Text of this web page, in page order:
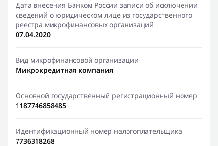
Дата внесения Банком России записи об исключении
сведений о юридическом лице из государственного
реестра микрофинансовых организаций
07.04.2020
Вид микрофинансовой организации
Микрокредитная компания
Основной государственный регистрационный номер
1187746858485
Идентификационный номер налогоплательщика
7736318268